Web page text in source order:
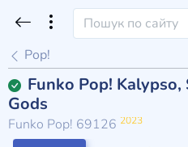
Pop!
Funko Pop!
Gods
Funko Pop! 69126 2023